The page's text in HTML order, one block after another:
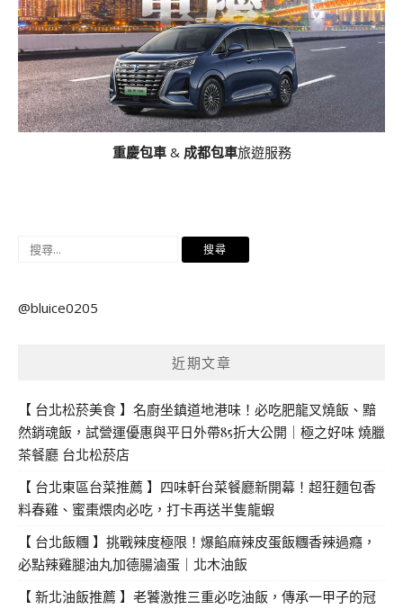
重慶包車& 成都包車旅遊服務
搜
鍵
@bluice0205
近期文章
【 台北松菸美食 】名廚坐鎮道地港味！必吃肥龍叉燒飯、黯
然銷魂飯，試營運優惠與平日外帶85折大公開｜極之好味 燒臘
茶餐廳 台北松菸店
【 台北東區台菜推薦 】四味軒台菜餐廳新開幕！超狂麵包香
料春雞、蜜棗煨肉必吃，打卡再送半隻龍蝦
【 台北飯糰 】挑戰辣度極限！爆餡麻辣皮蛋飯糰香辣過癮，
必點辣雞腿油丸加德腸滷蛋｜北木油飯
【 新北油飯推薦 】老饕激推三重必吃油飯，傳承一甲子的冠